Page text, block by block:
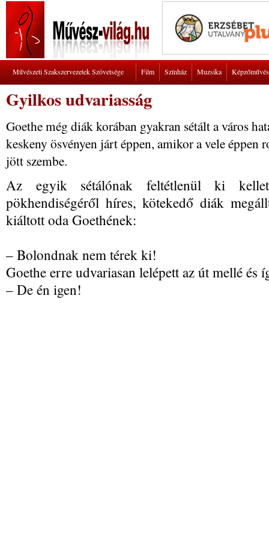
Művészeti Szakszervezetek Szövetsége Film Színház Muzsika
Gyilkos udvariasság
Goethe még diák korában gyakran sétált a város
keskeny ösvényen járt éppen, amikor a vele éppen
jött szembe.
Az egyik sétálónak feltétlenül ki
pökhendiségéről híres, kötekedő diák
kiáltott oda Goethének:
– Bolondnak nem térek ki!
Goethe erre udvariasan lelépett az út mellé és
– De én igen!